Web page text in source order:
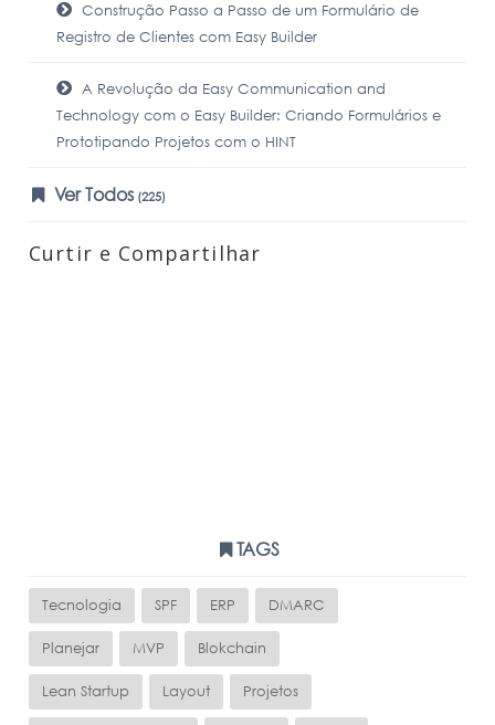
Construção Passo a Passo de um Formulário de
Registro de Clientes com Easy Builder
A Revolução da Easy Communication and
Technology com o Easy Builder: Criando Formulários e
Prototipando Projetos com o HINT
Ver Todos (225)
Curtir e Compartilhar
TAGS
Tecnologia SPF ERP DMARC
Planejar MVP Blokchain
Lean Startup Layout Projetos